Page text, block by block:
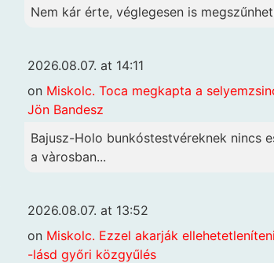
Nem kár érte, véglegesen is
2026.08.07. at 14:11
on Miskolc. Toca megkapta a
Jön Bandesz
Bajusz-Holo bunkóstestvéreknek nincs
a vàrosban...
2026.08.07. at 13:52
on Miskolc. Ezzel akarják
-lásd győri közgyűlés